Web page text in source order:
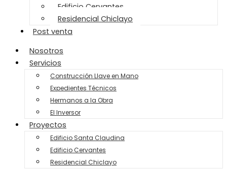
Edificio Cervantes
Residencial Chiclayo
Post venta
Nosotros
Servicios
Construcción Llave en Mano
Expedientes Técnicos
Hermanos a la Obra
El Inversor
Proyectos
Edificio Santa Claudina
Edificio Cervantes
Residencial Chiclayo